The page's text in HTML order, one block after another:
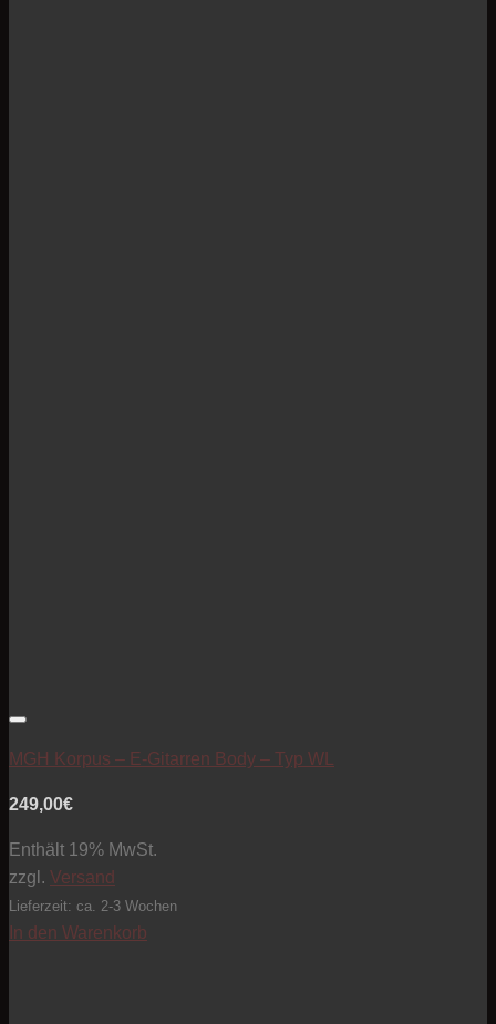
MGH Korpus – E-Gitarren Body – Typ WL
249,00€
Enthält 19% MwSt.
zzgl. Versand
Lieferzeit: ca. 2-3 Wochen
In den Warenkorb